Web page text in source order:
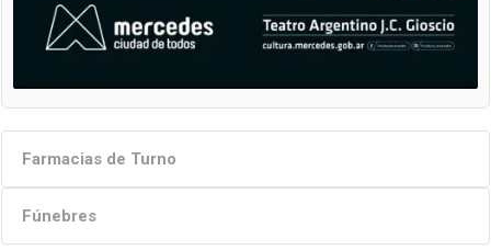
Farmacias de Turno
Fúnebres